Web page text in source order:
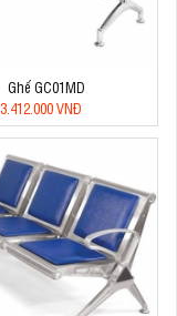
Ghế GC01MD
3.412.000 VNĐ